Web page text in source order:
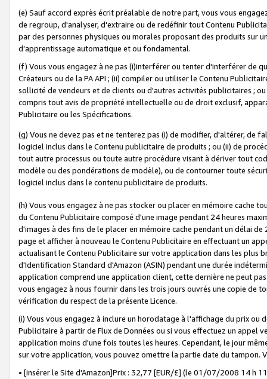
(e) Sauf accord exprès écrit préalable de notre part, vous vous
de regroup, d'analyser, d'extraire ou de redéfinir tout Contenu
par des personnes physiques ou morales proposant des produits sur
d’apprentissage automatique et ou fondamental.
(f) Vous vous engagez à ne pas (i)interférer ou tenter d'interférer de
Créateurs ou de la PA API ; (ii) compiler ou utiliser le Contenu
sollicité de vendeurs et de clients ou d'autres activités publicitaires ;
compris tout avis de propriété intellectuelle ou de droit exclusif,
Publicitaire ou les Spécifications.
(g) Vous ne devez pas et ne tenterez pas (i) de modifier, d'altérer, de
logiciel inclus dans le Contenu publicitaire de produits ; ou (ii) de
tout autre processus ou toute autre procédure visant à dériver tout
modèle ou des pondérations de modèle), ou de contourner toute
logiciel inclus dans le contenu publicitaire de produits.
(h) Vous vous engagez à ne pas stocker ou placer en mémoire cache
du Contenu Publicitaire composé d'une image pendant 24 heures
d'images à des fins de le placer en mémoire cache pendant un délai
page et afficher à nouveau le Contenu Publicitaire en effectuant un
actualisant le Contenu Publicitaire sur votre application dans les plus
d'Identification Standard d'Amazon (ASIN) pendant une durée
application comprend une application client, cette dernière ne peut
vous engagez à nous fournir dans les trois jours ouvrés une copie de
vérification du respect de la présente Licence.
(i) Vous vous engagez à inclure un horodatage à l'affichage du prix
Publicitaire à partir de Flux de Données ou si vous effectuez un appel
application moins d'une fois toutes les heures. Cependant, le jour
sur votre application, vous pouvez omettre la partie date du tampon.
• [insérer le Site d'Amazon]Prix : 32,77 [EUR/£] (le 01/07/2008 14 h